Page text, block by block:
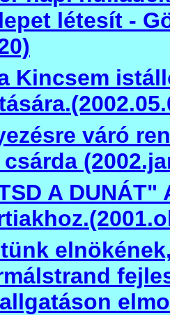
létesít -
Kincsem
váró
A